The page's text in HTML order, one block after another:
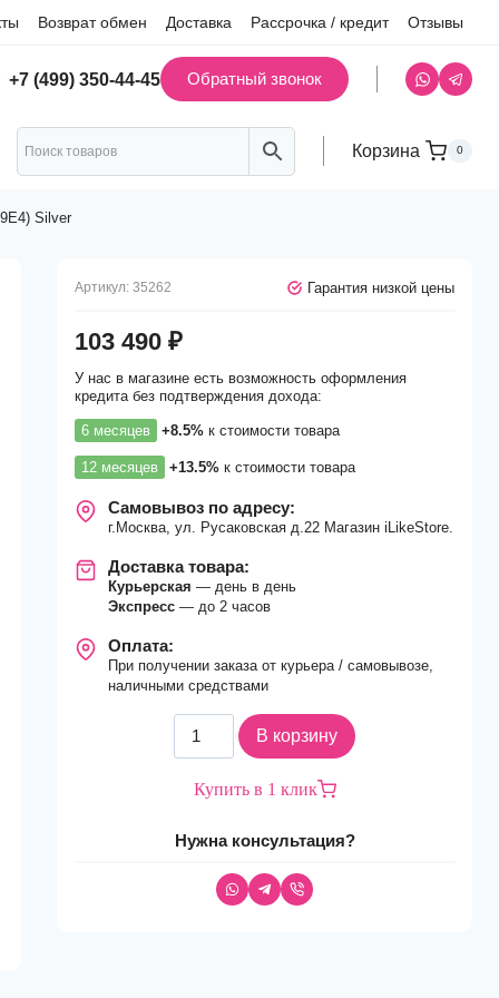
Возврат обмен Доставка Рассрочка / кредит Отзывы
+7 (499) 350-44-45 Обратный звонок
Корзина
0
Silver
Артикул:35262 Гарантия низкой цены
103 490₽
У нас в магазине есть возможность оформления
кредита без подтверждения дохода:
6 месяцев +8.5% к стоимости товара
12 месяцев +13.5% к стоимости товара
Самовывоз по адресу:
г.Москва, ул. Русаковская д.22 Магазин iLikeStore.
Доставка товара:
Курьерская— день в день
Экспресс— до 2 часов
Оплата:
При получении заказа от курьера / самовывозе,
наличными средствами
Количество
товара
Ноутбук
MacBook
(2024)
В корзину
Купить в 1 клик
Нужна консультация?